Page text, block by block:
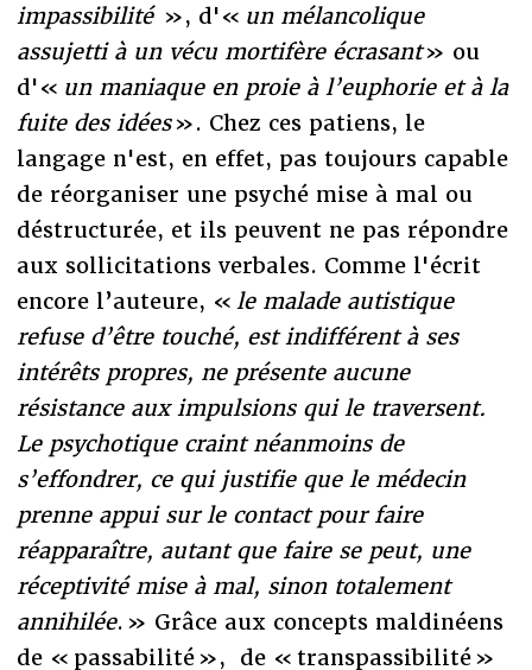
impassibilité », d'« un mélancolique
assujetti à un vécu mortifère écrasant» ou
d'« un maniaque en proie à l’euphorie et à la
fuite des idées». Chez ces patiens, le
langage n'est, en effet, pas toujours capable
de réorganiser une psyché mise à mal ou
déstructurée, et ils peuvent ne pas répondre
aux sollicitations verbales. Comme l'écrit
encore l’auteure, « le malade autistique
refuse d’être touché, est indifférent à ses
intérêts propres, ne présente aucune
résistance aux impulsions qui le traversent.
Le psychotique craint néanmoins de
s’effondrer, ce qui justifie que le médecin
prenne appui sur le contact pour faire
réapparaître, autant que faire se peut, une
réceptivité mise à mal, sinon totalement
annihilée. » Grâce aux concepts maldinéens
de « passabilité », de « transpassibilité »